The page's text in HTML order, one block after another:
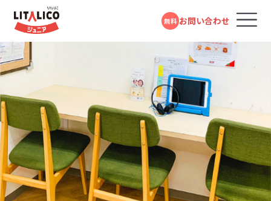
無料 お問い合わせ
コースのご案内
LITALICOジュニアとは
教室を探す
LITALICOジュニアではお子さまの困りごとを「個」の要
因と「環境」の要因の組み合わさりによって生じるものと
考えています。お子さまの「できる」が増えること、つまり
個の側の変化も大事ですが、例えば「車いすに乗っている
人×階段」の組み合わせで生じる困りは「車いすに乗って
いる人×エレベーター」と環境を変えることでも減少し
応用行動分析学とは、さまざまな研究で明らかにされた
行動の原理を日常の問題解決に応用していく学問です。
「行動に先立つきっかけ」と「行動の直後起きる結果」に着
目することで、行動が起こる理由や仕組みを分析し、理解
を深める考え方です。同じ行動でも、場面によって理由が
異なる場合もありますし、一見違う行動でも理由が同じ
LITALICOジュニアでは、お子さまの発達段階をより詳し
く知りお子さまに合ったステップで指導の計画をたてら
れるように、独自のスキルリストを使用し、今のスキル獲
得状況を確認しています。スキルの内容は、人間の発達
段階や学習指導要領などを参考にし、一人ひとりが自分
らしく生きるために必要なスキルを抽出したものです。お
LITALICOジュニアの教育プログラムや指導員の研修は
発達障害児支援の専門家である井上雅彦教授（鳥取大
学大学院）、田中康雄医師（北海道大学名誉教授）による
監修をいただいています。また言語聴覚士や作業療法士
による研修やプログラム開発も行っています。
LITALICOジュニアでは、指導の質を高めるため、育成研
修をパスしたチューター、さらにエリア単位にスーパーバ
イザーを配置し、授業のアドバイスや指導員の育成に努
めています。指導員は、定期的に研修を受けながら指導
のスキルを高め、科学的理論に基づき、「なぜその行動を
するのか」環境や過去の背景、直前の刺激などに分けて、
LITALICOジュニアでは、自社でアセスメントツールや教
材プログラムの開発を行なっています。様々なお子さまの
特性や興味にあったプログラムを選択できるようこれま
で約１万点以上の教材を開発しています。
各教室のコースについて
パーソナルコース
発達障害や学習障害があるお子さまや発達が気にな
るお子さまを支援する学習塾・幼児教室です。受給者証
の有無に関係なく、すぐにご利用いただけます。
対象年齢：0歳～高校3年
スタンダードコース
パーソナルコース
100％自己負担で完全マンツーマンの
発達支援が受けられる教室
LITALICOジュニア
三軒茶屋教室
東急田園都市線・東急世田谷線「三軒茶屋駅」より徒歩3分
LITALICOジュニア
フォームで
問い合わせる
電話で問い合わせる
0120-974-763
平日10:00～17:00／祝日除く